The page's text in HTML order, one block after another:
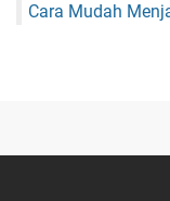
Cara Mudah